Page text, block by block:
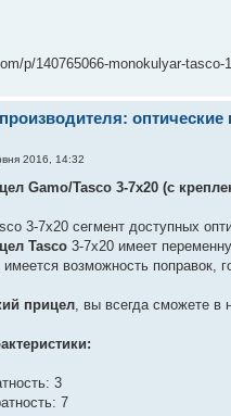
p/140765066-monokulyar-tasco-
2016, 14:32
Gamo/Tasco 3-7х20 (с
3-7х20 сегмент доступных
Tasco 3-7х20 имеет
возможность поправок,
прицел , вы всегда сможете в
3
7